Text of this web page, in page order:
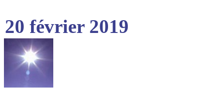
20 février 2019